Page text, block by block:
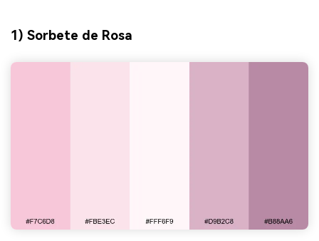
1) Sorbete de Rosa